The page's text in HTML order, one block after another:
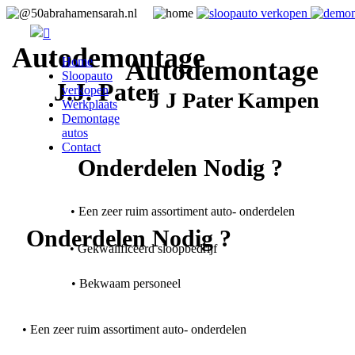
Onderdelen Nodig ?
• Een zeer ruim assortiment auto- onderdelen
Autodemontage
J.J. Pater
Onderdelen Nodig ?
• Een zeer ruim assortiment auto- onderdelen
• Gekwalificeerd sloopbedrijf
• Bekwaam personeel
Autodemontage
J J Pater Kampen
Home
Sloopauto
verkopen
Werkplaats
Demontage
autos
Contact